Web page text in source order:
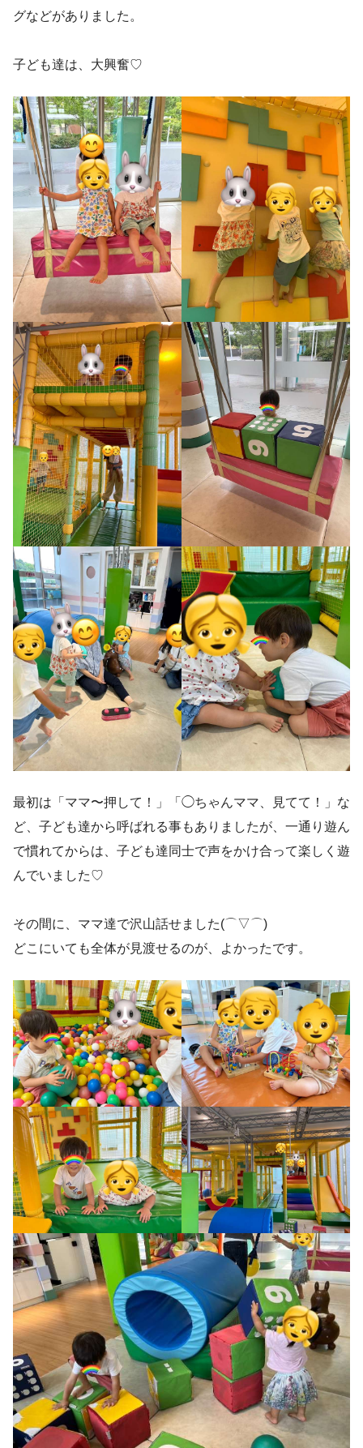
グなどがありました。
子ども達は、大興奮♡
最初は「ママ〜押して！」「◯ちゃんママ、見てて！」な
ど、子ども達から呼ばれる事もありましたが、一通り遊ん
で慣れてからは、子ども達同士で声をかけ合って楽しく遊
んでいました♡
その間に、ママ達で沢山話せました(⌒▽⌒)
どこにいても全体が見渡せるのが、よかったです。